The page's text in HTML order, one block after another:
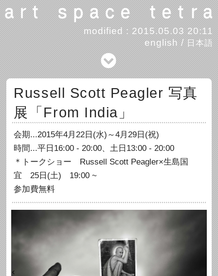
modified : 2015.05.03 20:11
english/日本語
Russell Scott Peagler 写真
展「From India」
会期...2015年4月22日(水)～4月29日(祝)
時間...平日16:00 - 20:00、土日13:00 - 20:00
＊トークショー Russell Scott Peagler×生島国
宜 25日(土) 19:00 ~
参加費無料